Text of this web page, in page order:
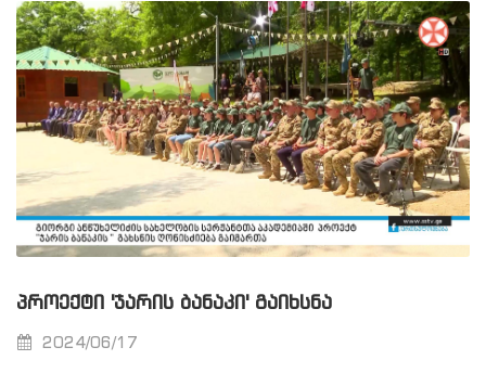
ᲞᲠᲝᲔᲥᲢᲘ 'ᲯᲐᲠᲘᲡ ᲑᲐᲜᲐᲙᲘ' ᲒᲐᲘᲮᲡᲜᲐ
2024/06/17